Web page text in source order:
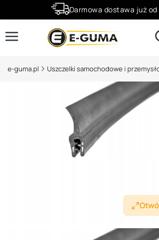
Darmowa dostawa już od
Rabaty -50% na wybrane
e-guma.pl Uszczelki samochodowe i